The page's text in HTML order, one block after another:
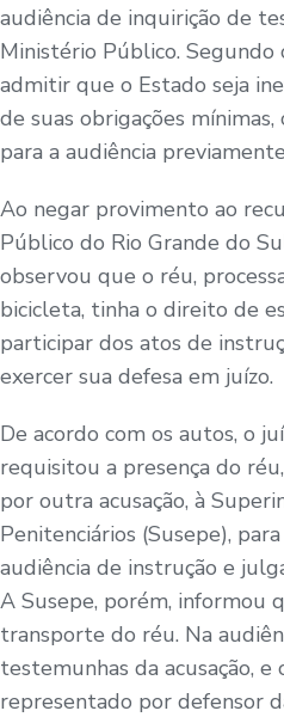
audiência de inquirição de
Ministério Público. Segundo
admitir que o Estado seja
de suas obrigações
para a audiência
Ao negar provimento ao
Público do Rio Grande do
observou que o réu,
bicicleta, tinha o direito de
participar dos atos de
exercer sua defesa em juízo.
De acordo com os autos, o
requisitou a presença do
por outra acusação, à
Penitenciários (Susepe),
audiência de instrução e
A Susepe, porém, informou
transporte do réu. Na
testemunhas da acusação, e
representado por defensor